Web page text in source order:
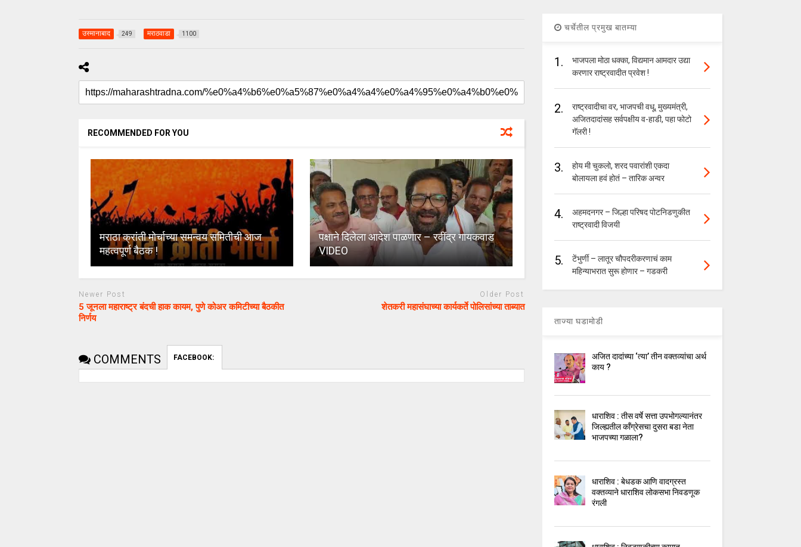
उस्मानाबाद 249 मराठवाडा 1100
RECOMMENDED FOR YOU
मराठा क्रांती मोर्चाच्या समन्वय समितीची आज
महत्वपूर्ण बैठक !
पक्षाने दिलेला आदेश पाळणार – रवींद्र गायकवाड
VIDEO
Newer Post
5 जूनला महाराष्ट्र बंदची हाक कायम, पुणे कोअर कमिटीच्या बैठकीत
निर्णय
Older Post
शेतकरी महासंघाच्या कार्यकर्ते पोलिसांच्या ताब्यात
COMMENTS FACEBOOK:
चर्चेतील प्रमुख बातम्या
1.
भाजपला मोठा धक्का, विद्यमान आमदार उद्या
करणार राष्ट्रवादीत प्रवेश !
2.
राष्ट्रवादीचा वर, भाजपची वधू, मुख्यमंत्री,
अजितदादांसह सर्वपक्षीय व-हाडी, पहा फोटो
गॅलरी !
3.
होय मी चुकलो, शरद पवारांशी एकदा
बोलायला हवं होतं – तारिक अन्वर
4.
अहमदनगर – जिल्हा परिषद पोटनिडणुकीत
राष्ट्रवादी विजयी
5.
टेंभुर्णी – लातूर चौपदरीकरणाचं काम
महिन्याभरात सुरू होणार – गडकरी
ताज्या घडामोडी
अजित दादांच्या ‘त्या’ तीन वक्तव्यांचा अर्थ
काय ?
धाराशिव : तीस वर्षे सत्ता उपभोगल्यानंतर
जिल्ह्यतील कॉंग्रेसचा दुसरा बडा नेता
भाजपच्या गळाला?
धाराशिव : बेधडक आणि वादग्रस्त
वक्तव्याने धाराशिव लोकसभा निवडणूक
रंगली